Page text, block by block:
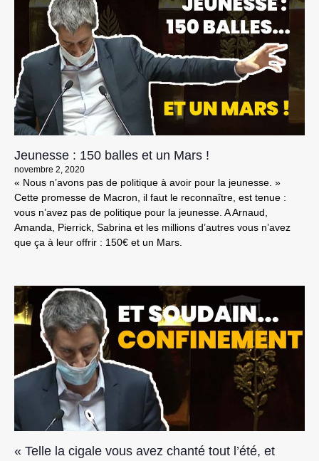
Jeunesse : 150 balles et un Mars !
novembre 2, 2020
« Nous n’avons pas de politique à avoir pour la jeunesse. »
Cette promesse de Macron, il faut le reconnaître, est tenue :
vous n’avez pas de politique pour la jeunesse. A Arnaud,
Amanda, Pierrick, Sabrina et les millions d’autres vous n’avez
que ça à leur offrir : 150€ et un Mars.
« Telle la cigale vous avez chanté tout l’été, et